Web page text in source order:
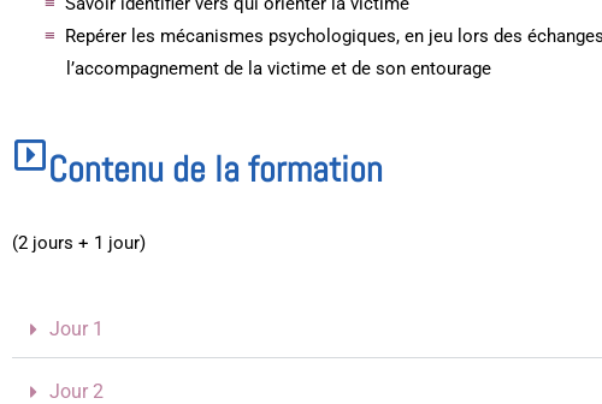
Repérer les mécanismes psychologiques, en jeu lors des
l’accompagnement de la victime et de son entourage
Contenu de la formation
(2 jours + 1 jour)
Jour 1
Jour 2